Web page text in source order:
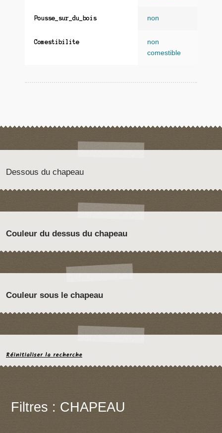
Pousse_sur_du_bois non
Comestibilite
non
comestible
Dessous du chapeau
Couleur du dessus du chapeau
Couleur sous le chapeau
Réinitialiser la recherche
Filtres : CHAPEAU